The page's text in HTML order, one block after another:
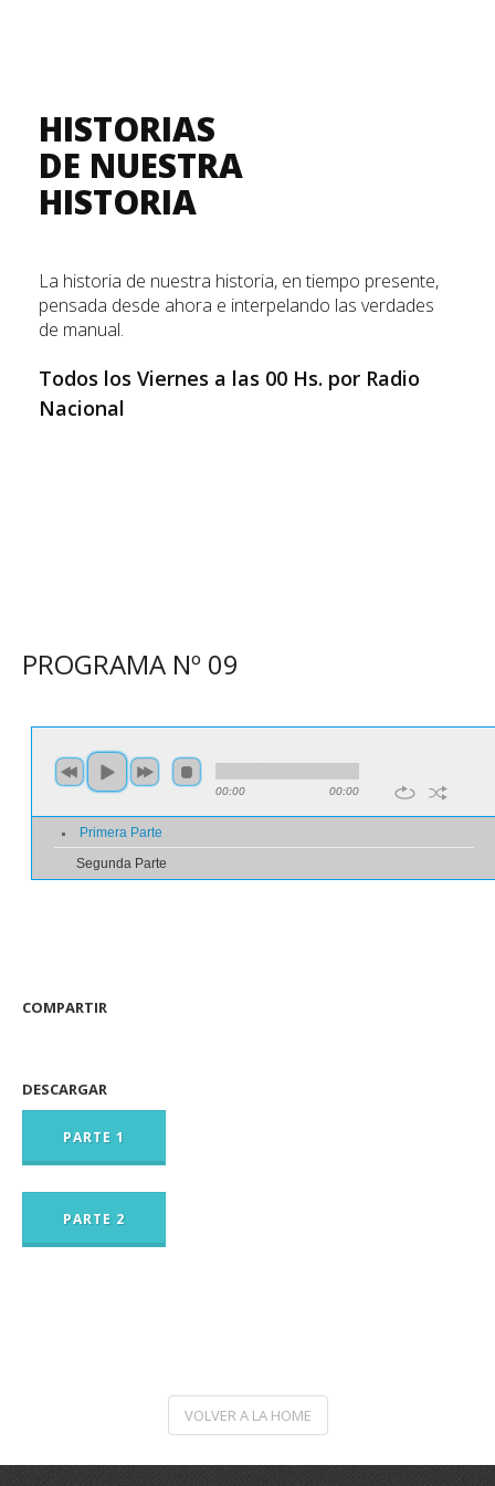
HISTORIAS
DE NUESTRA
HISTORIA
La historia de nuestra historia, en tiempo presente,
pensada desde ahora e interpelando las verdades
de manual.
Todos los Viernes a las 00 Hs. por Radio
Nacional
PROGRAMA Nº 09
COMPARTIR
DESCARGAR
PARTE 1
PARTE 2
VOLVER A LA HOME